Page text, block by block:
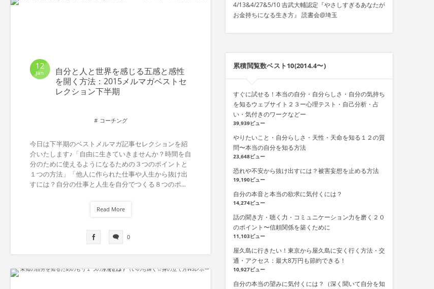
12
Jan
自分と人と世界を感じる五感と感性
を開く方法：2015メルマガベストセ
レクション下半期
コーチング
今日は下半期のベストメルマガ記事セレクションを紹
介いたします♪「自由に生きていきませんか？時間を自
分のために使えるようになるための３つのポイントと
１つの方法」「他人に作られた仕事や人生から抜け出
すには？自分の仕事と人生を自分でつくる８つのポ...
Read More
0
4/13&4/27&5/10 吉武大輔認定『やさしすぎるあなたが
お金持ちになる生き方』 読書会@埼玉
累積閲覧数ベスト10(2014.4〜)
すぐに試せる！本当の自分・自分らしさ・自分の気持ち
を知るウェブサイト２３ー心理テスト・自己分析・占
い・気付きのワークなどー
39,939ビュー
やりたいこと・自分らしさ・天性・天命を知る１２の質
問〜本当の自分を知る方法
23,648ビュー
恐れや不安から抜け出すには？被害妄想を止める方法
19,190ビュー
自分の本音と本当の欲求に気付くには？
14,274ビュー
話の聞き方・聴く力・コミュニケーション力を磨く２０
のポイント〜信頼関係を築くために
11,103ビュー
屋久島に行きたい！東京から屋久島に安く行く方法・交
通・アクセス：最大8万円も節約できる！
10,927ビュー
自分の本当の望みに気付くには？（深く聞いて自分を知